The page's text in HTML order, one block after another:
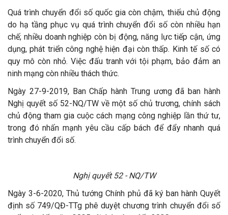
Quá trình chuyển đổi số quốc gia còn chậm, thiếu chủ động
do hạ tầng phục vụ quá trình chuyển đổi số còn nhiều hạn
chế; nhiều doanh nghiệp còn bị động, năng lực tiếp cận, ứng
dụng, phát triển công nghệ hiện đại còn thấp. Kinh tế số có
quy mô còn nhỏ. Việc đấu tranh với tội phạm, bảo đảm an
ninh mạng còn nhiều thách thức.
Ngày 27-9-2019, Ban Chấp hành Trung ương đã ban hành
Nghị quyết số 52-NQ/TW về một số chủ trương, chính sách
chủ động tham gia cuộc cách mạng công nghiệp lần thứ tư,
trong đó nhấn mạnh yêu cầu cấp bách để đẩy nhanh quá
trình chuyển đổi số.
Nghị quyết 52 - NQ/TW
Ngày 3-6-2020, Thủ tướng Chính phủ đã ký ban hành Quyết
định số 749/QĐ-TTg phê duyệt chương trình chuyển đổi số